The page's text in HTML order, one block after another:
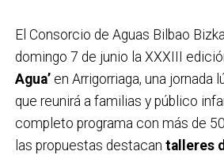
El Consorcio de Aguas Bilbao
domingo 7 de junio la XXXIII
Agua’en Arrigorriaga, una jornada
que reunirá a familias y público
completo programa con más de
las propuestas destacan talleres